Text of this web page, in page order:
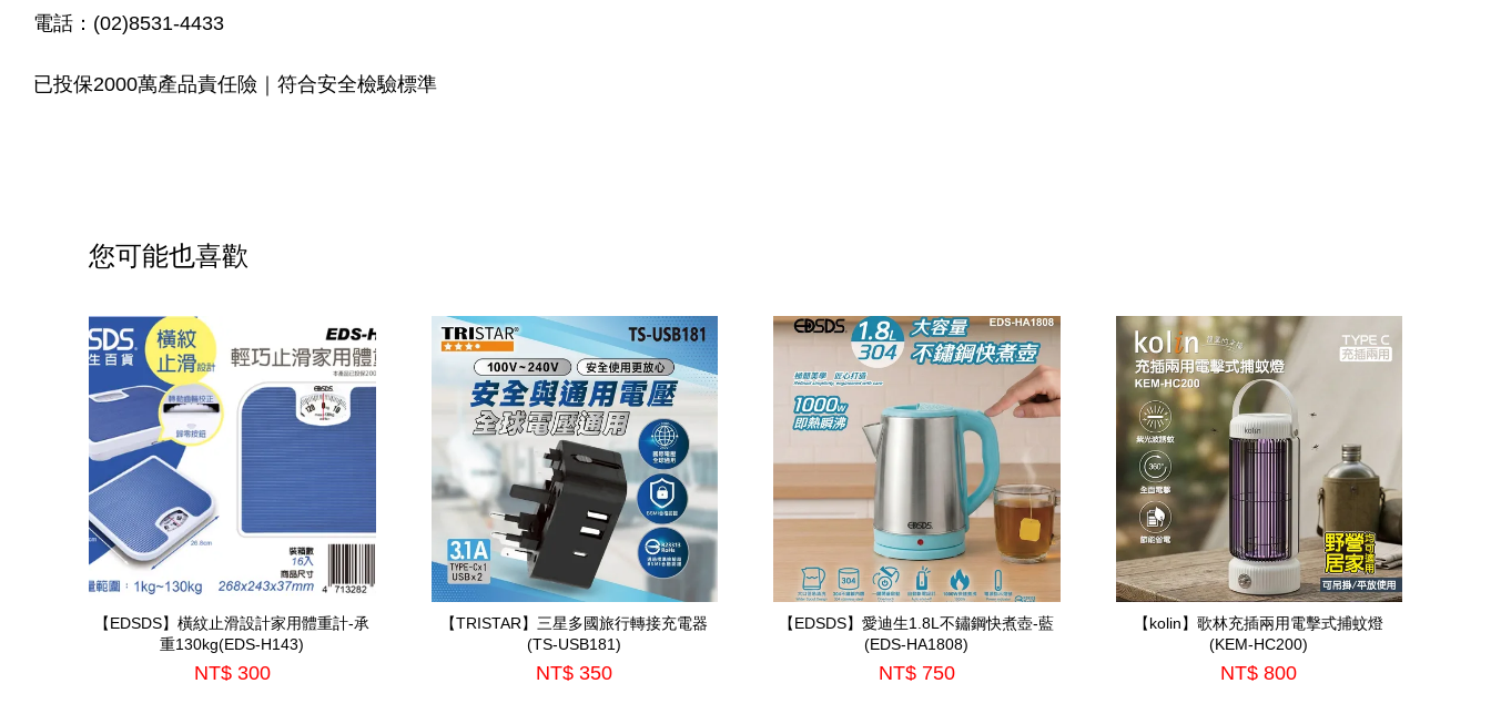
電話：(02)8531-4433
已投保2000萬產品責任險｜符合安全檢驗標準
您可能也喜歡
【EDSDS】橫紋止滑設計家用體重計-承
重130kg(EDS-H143)
NT$ 300
【TRISTAR】三星多國旅行轉接充電器
(TS-USB181)
NT$ 350
【EDSDS】愛迪生1.8L不鏽鋼快煮壺-藍
(EDS-HA1808)
NT$ 750
【kolin】歌林充插兩用電擊式捕蚊燈
(KEM-HC200)
NT$ 800